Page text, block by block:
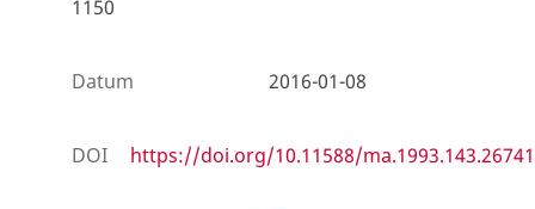
1150
Datum 2016-01-08
DOI https://doi.org/10.11588/ma.1993.143.26741